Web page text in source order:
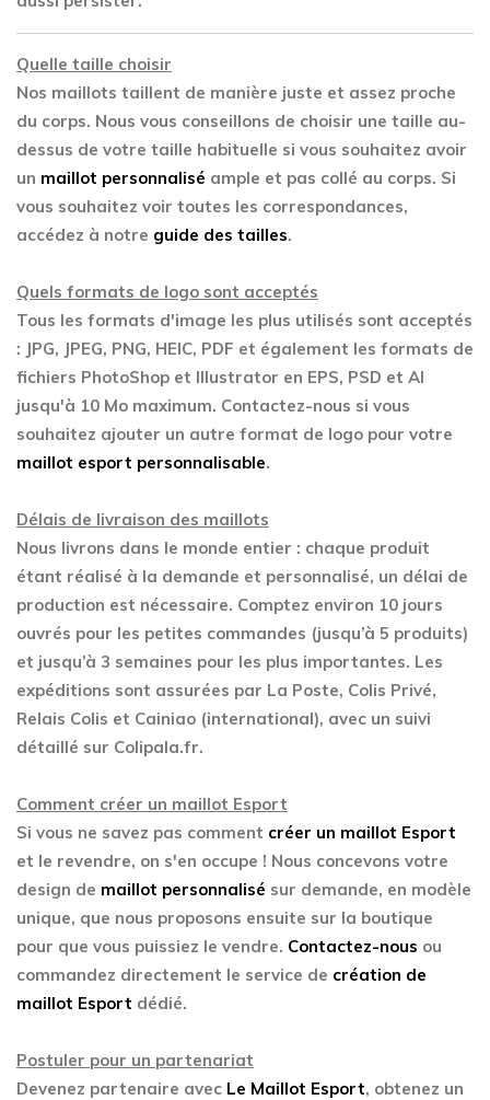
Quelle taille choisir
Nos maillots taillent de manière juste et assez proche
du corps. Nous vous conseillons de choisir une taille au-
dessus de votre taille habituelle si vous souhaitez avoir
un maillot personnalisé ample et pas collé au corps. Si
vous souhaitez voir toutes les correspondances,
accédez à notre guide des tailles.
Quels formats de logo sont acceptés
Tous les formats d'image les plus utilisés sont acceptés
: JPG, JPEG, PNG, HEIC, PDF et également les formats de
fichiers PhotoShop et Illustrator en EPS, PSD et AI
jusqu'à 10 Mo maximum. Contactez-nous si vous
souhaitez ajouter un autre format de logo pour votre
maillot esport personnalisable.
Délais de livraison des maillots
Nous livrons dans le monde entier : chaque produit
étant réalisé à la demande et personnalisé, un délai de
production est nécessaire. Comptez environ 10 jours
ouvrés pour les petites commandes (jusqu’à 5 produits)
et jusqu’à 3 semaines pour les plus importantes. Les
expéditions sont assurées par La Poste, Colis Privé,
Relais Colis et Cainiao (international), avec un suivi
détaillé sur Colipala.fr.
Comment créer un maillot Esport
Si vous ne savez pas comment créer un maillot Esport
et le revendre, on s'en occupe ! Nous concevons votre
design de maillot personnalisé sur demande, en modèle
unique, que nous proposons ensuite sur la boutique
pour que vous puissiez le vendre. Contactez-nous ou
commandez directement le service de création de
maillot Esport dédié.
Postuler pour un partenariat
Devenez partenaire avec Le Maillot Esport, obtenez un